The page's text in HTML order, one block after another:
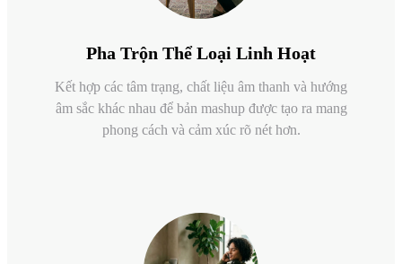
Pha Trộn Thể Loại Linh Hoạt
Kết hợp các tâm trạng, chất liệu âm thanh và hướng
âm sắc khác nhau để bản mashup được tạo ra mang
phong cách và cảm xúc rõ nét hơn.